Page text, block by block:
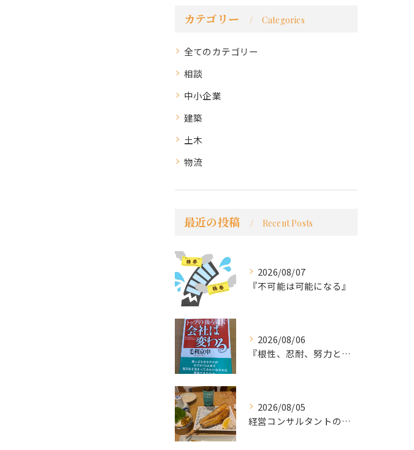
カテゴリー Categories
全てのカテゴリー
相談
中小企業
建築
土木
物流
最近の投稿 Recent Posts
2026/08/07
『不可能は可能になる』
2026/08/06
『根性、忍耐、努力という言葉は死語なのか』
2026/08/05
経営コンサルタントのモーちゃん・毛利京申です。